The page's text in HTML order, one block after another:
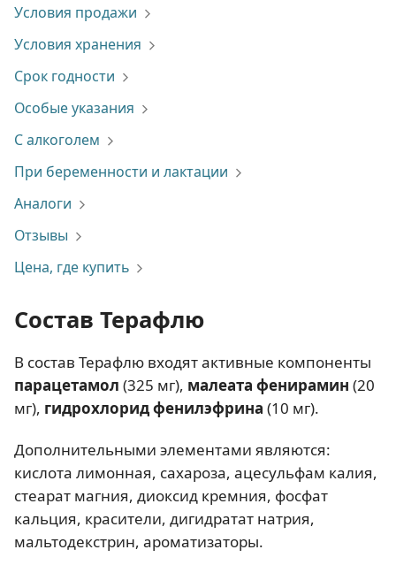
Условия продажи
Условия хранения
Срок годности
Особые указания
С алкоголем
При беременности и лактации
Аналоги
Отзывы
Цена, где купить
Состав Терафлю
В состав Терафлю входят активные компоненты
парацетамол (325 мг), малеата фенирамин (20
мг), гидрохлорид фенилэфрина (10 мг).
Дополнительными элементами являются:
кислота лимонная, сахароза, ацесульфам калия,
стеарат магния, диоксид кремния, фосфат
кальция, красители, дигидратат натрия,
мальтодекстрин, ароматизаторы.